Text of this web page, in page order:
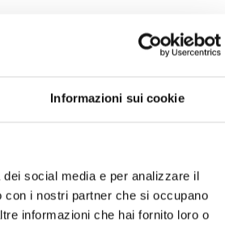
Informazioni sui cookie
social media e per analizzare il
i nostri partner che si occupano
informazioni che hai fornito loro o
Centre della